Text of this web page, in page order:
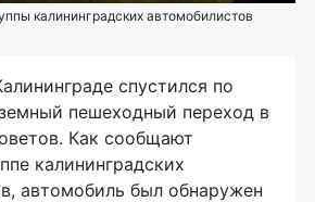
калининградских автомобилистов
спустился по
пешеходный переход в
Как сообщают
калининградских
автомобиль был обнаружен